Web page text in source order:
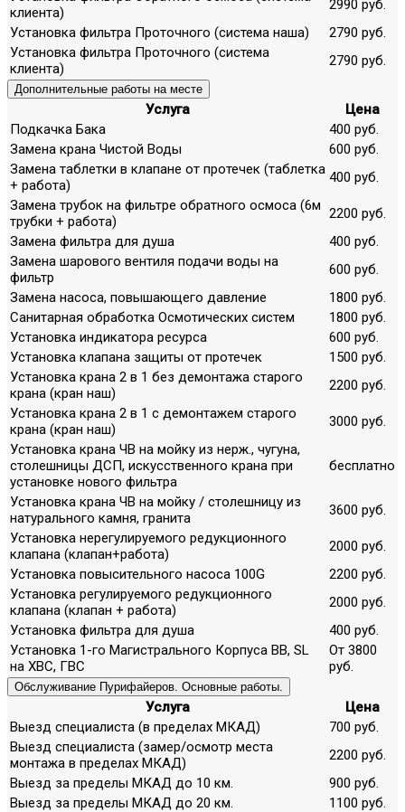
клиента)
2990 руб.
Установка фильтра Проточного (система наша)
2790 руб.
Установка фильтра Проточного (система
клиента)
2790 руб.
Дополнительные работы на месте
Услуга
Цена
Подкачка Бака
400 руб.
Замена крана Чистой Воды
600 руб.
Замена таблетки в клапане от протечек (таблетка
+ работа)
400 руб.
Замена трубок на фильтре обратного осмоса (6м
трубки + работа)
2200 руб.
Замена фильтра для душа
400 руб.
Замена шарового вентиля подачи воды на
фильтр
600 руб.
Замена насоса, повышающего давление
1800 руб.
Санитарная обработка Осмотических систем
1800 руб.
Установка индикатора ресурса
600 руб.
Установка клапана защиты от протечек
1500 руб.
Установка крана 2 в 1 без демонтажа старого
крана (кран наш)
2200 руб.
Установка крана 2 в 1 с демонтажем старого
крана (кран наш)
3000 руб.
Установка крана ЧВ на мойку из нерж., чугуна,
столешницы ДСП, искусственного крана при
установке нового фильтра
бесплатно
Установка крана ЧВ на мойку / столешницу из
натурального камня, гранита
3600 руб.
Установка нерегулируемого редукционного
клапана (клапан+работа)
2000 руб.
Установка повысительного насоса 100G
2200 руб.
Установка регулируемого редукционного
клапана (клапан + работа)
2000 руб.
Установка фильтра для душа
400 руб.
Установка 1-го Магистрального Корпуса ВВ, SL
на ХВС, ГВС
От 3800
руб.
Обслуживание Пурифайеров. Основные работы.
Услуга
Цена
Выезд специалиста (в пределах МКАД)
700 руб.
Выезд специалиста (замер/осмотр места
монтажа в пределах МКАД)
2200 руб.
Выезд за пределы МКАД до 10 км.
900 руб.
Выезд за пределы МКАД до 20 км.
1100 руб.